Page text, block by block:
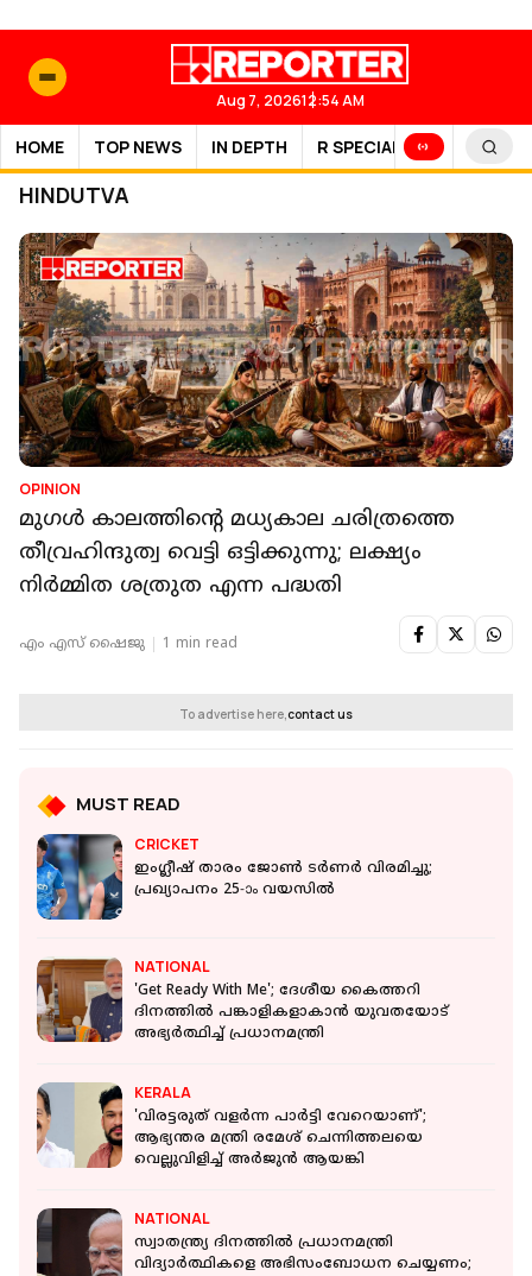
Aug 7, 202612:54 AM
HOME TOP NEWS IN DEPTH R SPECIAL SPORTS
HINDUTVA
OPINION
മുഗൾ കാലത്തിൻ്റെ മധ്യകാല ചരിത്രത്തെ
തീവ്രഹിന്ദുത്വ വെട്ടി ഒട്ടിക്കുന്നു; ലക്ഷ്യം
നിർമ്മിത ശത്രുത എന്ന പദ്ധതി
എം എസ് ഷൈജു 1 min read
To advertise here,contact us
MUST READ
CRICKET
ഇംഗ്ലീഷ് താരം ജോൺ ടർണർ വിരമിച്ചു;
പ്രഖ്യാപനം 25-ാം വയസിൽ
NATIONAL
'Get Ready With Me'; ദേശീയ കൈത്തറി
ദിനത്തിൽ പങ്കാളികളാകാൻ യുവതയോട്
അഭ്യർത്ഥിച്ച് പ്രധാനമന്ത്രി
KERALA
'വിരട്ടരുത് വളർന്ന പാർട്ടി വേറെയാണ്';
ആഭ്യന്തര മന്ത്രി രമേശ് ചെന്നിത്തലയെ
വെല്ലുവിളിച്ച് അർജുൻ ആയങ്കി
NATIONAL
സ്വാതന്ത്ര്യ ദിനത്തില്‍ പ്രധാനമന്ത്രി
വിദ്യാര്‍ത്ഥികളെ അഭിസംബോധന ചെയ്യണം;